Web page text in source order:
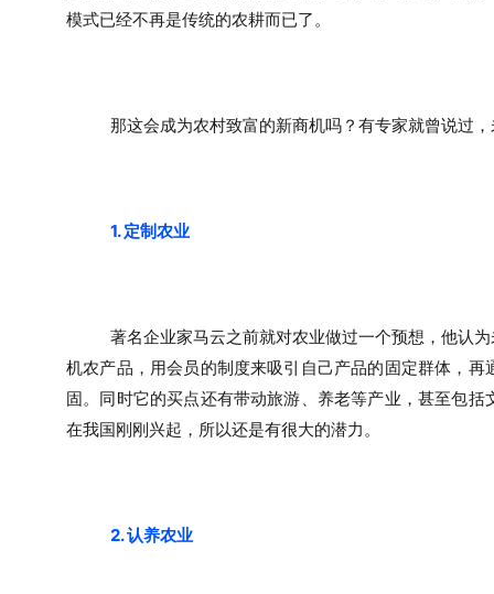
模式已经不再是传统的农耕而已了。
那这会成为农村致富的新商机吗？有专家就曾说过
1. 定制农业
著名企业家马云之前就对农业做过一个预想，他认
机农产品，用会员的制度来吸引自己产品的固定群体，
固。同时它的买点还有带动旅游、养老等产业，甚至包
在我国刚刚兴起，所以还是有很大的潜力。
2. 认养农业